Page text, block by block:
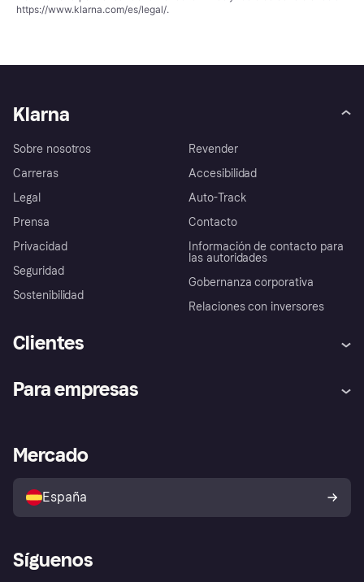
https://www.klarna.com/es/legal/.
Klarna
Sobre nosotros
Carreras
Legal
Prensa
Privacidad
Seguridad
Sostenibilidad
Revender
Accesibilidad
Auto-Track
Contacto
Información de contacto para
las autoridades
Gobernanza corporativa
Relaciones con inversores
Clientes
Inicio de sesión
Directorio de tiendas
Política de protección al
comprador de Klarna
Reclamaciones
Para empresas
Acceso empresas
Mercado
España
Síguenos